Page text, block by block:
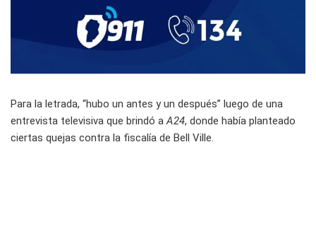
Para la letrada, “hubo un antes y un después” luego de una
entrevista televisiva que brindó aA24, donde había planteado
ciertas quejas contra la fiscalía de Bell Ville.